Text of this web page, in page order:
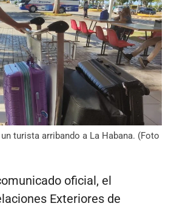
turista arribando a La Habana. (Foto
oficial, el
Exteriores de